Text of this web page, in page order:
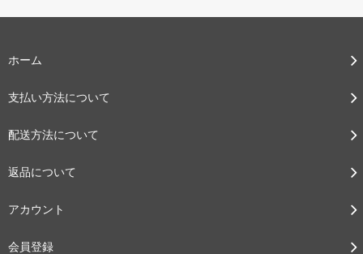
ホーム
支払い方法について
配送方法について
返品について
アカウント
会員登録